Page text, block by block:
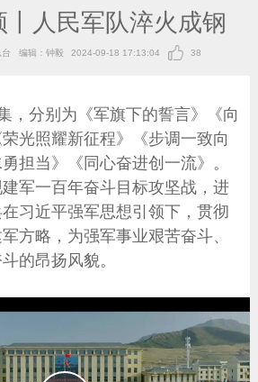
人民军队淬火成钢
编辑：钟毅 2024-09-18 17:13:04 38
，分别为《军旗下的誓言》《向
光照耀新征程》《步调一致向
担当》《同心奋进创一流》。
军一百年奋斗目标攻坚战，进
习近平强军思想引领下，贯彻
方略，为强军事业艰苦奋斗、
的昂扬风貌。